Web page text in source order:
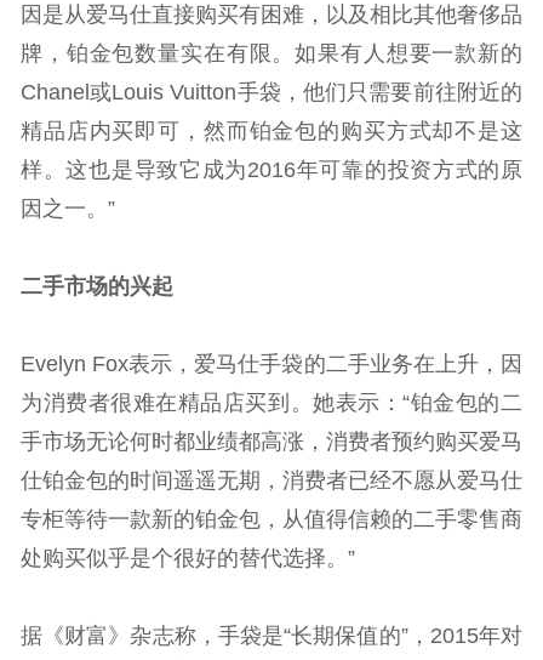
因是从爱马仕直接购买有困难，以及相比其他奢侈品
牌，铂金包数量实在有限。如果有人想要一款新的
Chanel或Louis Vuitton手袋，他们只需要前往附近的
精品店内买即可，然而铂金包的购买方式却不是这
样。这也是导致它成为2016年可靠的投资方式的原
因之一。”
二手市场的兴起
Evelyn Fox表示，爱马仕手袋的二手业务在上升，因
为消费者很难在精品店买到。她表示：“铂金包的二
手市场无论何时都业绩都高涨，消费者预约购买爱马
仕铂金包的时间遥遥无期，消费者已经不愿从爱马仕
专柜等待一款新的铂金包，从值得信赖的二手零售商
处购买似乎是个很好的替代选择。”
据《财富》杂志称，手袋是“长期保值的”，2015年对